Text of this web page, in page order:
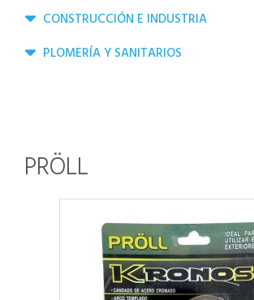
PRÖLL
CONSTRUCCIÓN E INDUSTRIA
PLOMERÍA Y SANITARIOS